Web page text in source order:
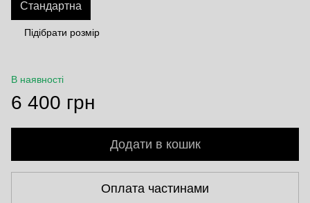
Стандартна
Підібрати розмір
В наявності
6 400 грн
Додати в кошик
Оплата частинами